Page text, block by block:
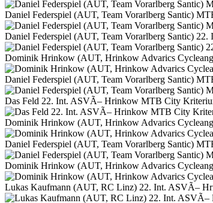
Daniel Federspiel (AUT, Team Vorarlberg Santic)
Daniel Federspiel (AUT, Team Vorarlberg Santic)
Dominik Hrinkow (AUT, Hrinkow Advarics Cycleang
Daniel Federspiel (AUT, Team Vorarlberg Santic)
Das Feld 22. Int. ASVÃ– Hrinkow MTB City
Dominik Hrinkow (AUT, Hrinkow Advarics
Daniel Federspiel (AUT, Team Vorarlberg Santic)
Dominik Hrinkow (AUT, Hrinkow Advarics Cycleang
Lukas Kaufmann (AUT, RC Linz) 22. Int. ASVÃ–